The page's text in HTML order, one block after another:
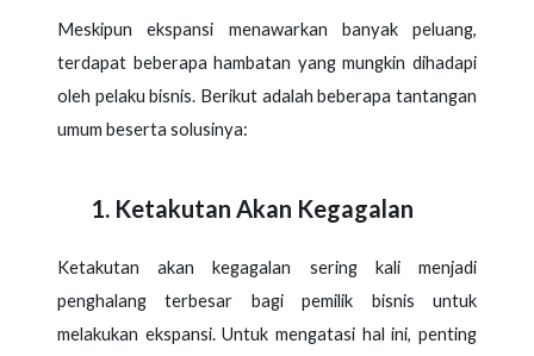
Meskipun ekspansi menawarkan banyak peluang,
terdapat beberapa hambatan yang mungkin dihadapi
oleh pelaku bisnis. Berikut adalah beberapa tantangan
umum beserta solusinya:
Ketakutan Akan Kegagalan
Ketakutan akan kegagalan sering kali menjadi
penghalang terbesar bagi pemilik bisnis untuk
melakukan ekspansi. Untuk mengatasi hal ini, penting